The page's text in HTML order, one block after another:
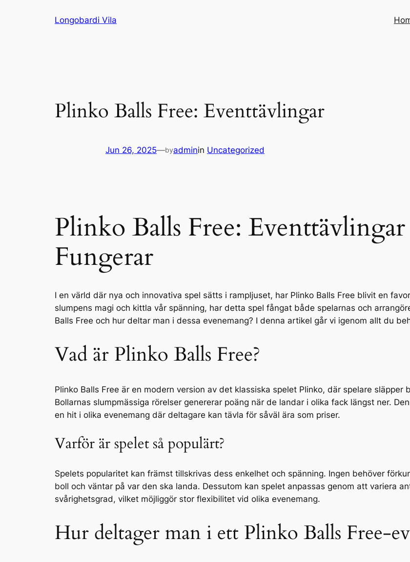
Longobardi Vila
Plinko Balls Free: Eventtävlingar
Jun 26, 2025—byadminin Uncategorized
Plinko Balls Free:
Fungerar
I en värld där nya och innovativa spel sätts i rampljuset, har Plinko Balls Free blivit en
slumpens magi och kittla vår spänning, har detta spel fångat både spelarnas och
Balls Free och hur deltar man i dessa evenemang? I denna artikel går vi igenom allt du
Vad är Plinko Balls Free?
Plinko Balls Free är en modern version av det klassiska spelet Plinko, där spelare
Bollarnas slumpmässiga rörelser genererar poäng när de landar i olika fack längst ner.
en hit i olika evenemang där deltagare kan tävla för såväl ära som priser.
Varför är spelet så populärt?
Spelets popularitet kan främst tillskrivas dess enkelhet och spänning. Ingen behöver
boll och väntar på var den ska landa. Dessutom kan spelet anpassas genom att variera
svårighetsgrad, vilket möjliggör stor flexibilitet vid olika evenemang.
Hur deltager man i ett Plinko Balls Free-